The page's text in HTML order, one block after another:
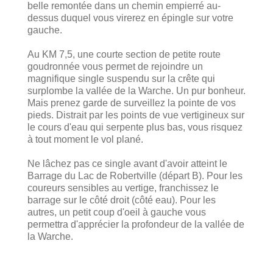
belle remontée dans un chemin empierré au-
dessus duquel vous virerez en épingle sur votre
gauche.
Au KM 7,5, une courte section de petite route
goudronnée vous permet de rejoindre un
magnifique single suspendu sur la crête qui
surplombe la vallée de la Warche. Un pur bonheur.
Mais prenez garde de surveillez la pointe de vos
pieds. Distrait par les points de vue vertigineux sur
le cours d'eau qui serpente plus bas, vous risquez
à tout moment le vol plané.
Ne lâchez pas ce single avant d'avoir atteint le
Barrage du Lac de Robertville (départ B). Pour les
coureurs sensibles au vertige, franchissez le
barrage sur le côté droit (côté eau). Pour les
autres, un petit coup d'oeil à gauche vous
permettra d'apprécier la profondeur de la vallée de
la Warche.